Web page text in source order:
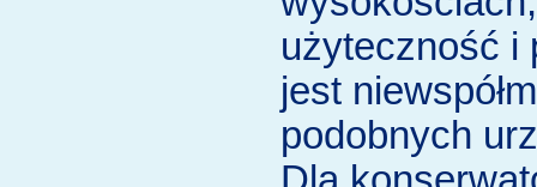
użyteczność i
jest
podobnych